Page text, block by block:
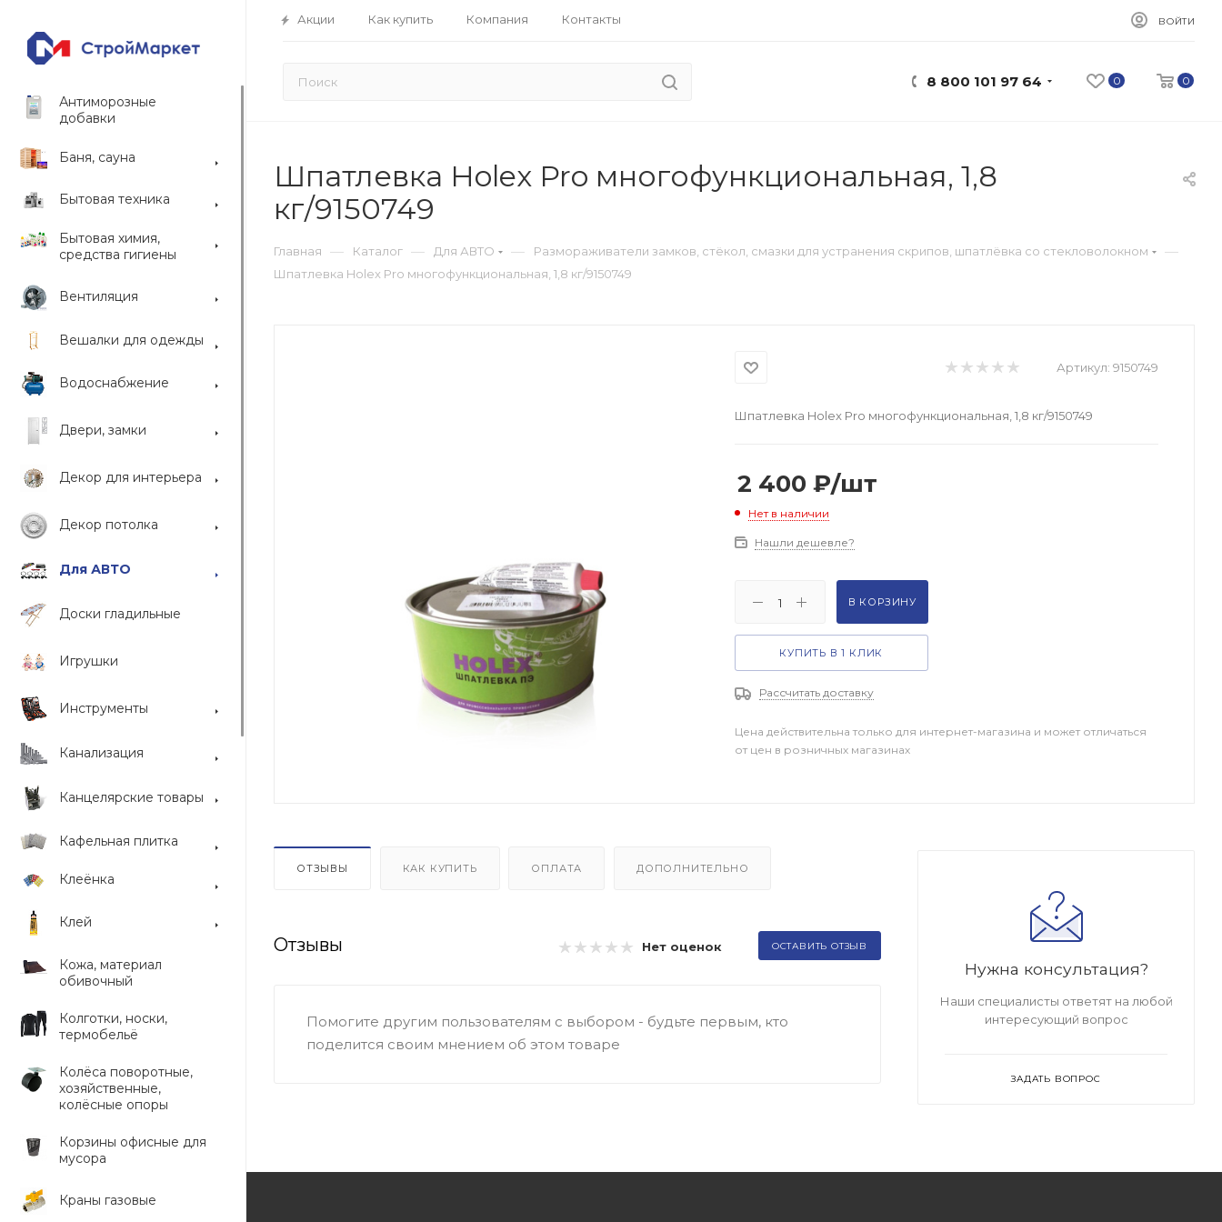
Акции Как купить Компания Контакты ВОЙТИ
0 0
8 800 101 97 64
Антиморозные
добавки
Баня, сауна
Бытовая техника
Бытовая химия,
средства гигиены
Вентиляция
Вешалки для одежды
Водоснабжение
Двери, замки
Декор для интерьера
Декор потолка
Для АВТО
Доски гладильные
Игрушки
Инструменты
Канализация
Канцелярские товары
Кафельная плитка
Клеёнка
Клей
Кожа, материал
обивочный
Колготки, носки,
термобельё
Колёса поворотные,
хозяйственные,
колёсные опоры
Корзины офисные для
мусора
Краны газовые
Шпатлевка Holex Pro многофункциональная, 1,8
кг/9150749
Главная — Каталог — Для АВТО — Размораживатели замков, стёкол, смазки для устранения скрипов, шпатлёвка со стекловолокном —
Шпатлевка Holex Pro многофункциональная, 1,8 кг/9150749
Артикул: 9150749
Шпатлевка Holex Pro многофункциональная, 1,8 кг/9150749
2 400 ₽/шт
Нет в наличии
Нашли дешевле?
В КОРЗИНУ
КУПИТЬ В 1 КЛИК
Рассчитать доставку
Цена действительна только для интернет-магазина и может отличаться
от цен в розничных магазинах
ОТЗЫВЫ КАК КУПИТЬ ОПЛАТА ДОПОЛНИТЕЛЬНО
Отзывы Нет оценок ОСТАВИТЬ ОТЗЫВ
Помогите другим пользователям с выбором - будьте первым, кто
поделится своим мнением об этом товаре
Нужна консультация?
Наши специалисты ответят на любой
интересующий вопрос
ЗАДАТЬ ВОПРОС